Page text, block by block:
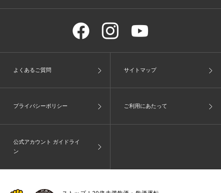
よくあるご質問 サイトマップ
プライバシーポリシー ご利用にあたって
公式アカウント ガイドライ
ン